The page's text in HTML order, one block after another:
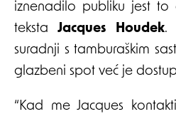
iznenadilo publiku jest
tekstaJacques Houdek.
suradnji s tamburaškim
glazbeni spot već je
“Kad me Jacques